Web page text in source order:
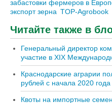
забастовки фермеров в
экспорт зерна TOP-Agrobook
Читайте также в
Генеральный директор
участие в XIX
Краснодарские аграрии
рублей с начала 2020 года
Квоты на импортные